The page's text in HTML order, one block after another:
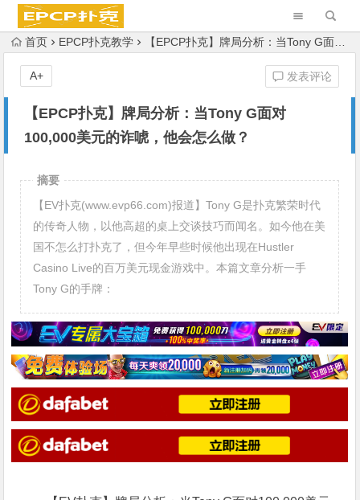
首页 EPCP扑克教学 【EPCP扑克】牌局分析：当Tony G面对100,000美元的诈唬，他会怎么做？
【EPCP扑克】牌局分析：当Tony G面对
100,000美元的诈唬，他会怎么做？
发表评论
A+
摘要
【EV扑克(www.evp66.com)报道】Tony G是扑克繁荣时代
的传奇人物，以他高超的桌上交谈技巧而闻名。如今他在美
国不怎么打扑克了，但今年早些时候他出现在Hustler
Casino Live的百万美元现金游戏中。本篇文章分析一手
Tony G的手牌：